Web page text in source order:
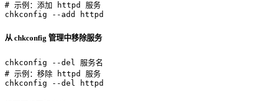
# 示例：添加 httpd 服务
chkconfig --add httpd
从 chkconfig 管理中移除服务
# 示例：移除 httpd 服务
chkconfig --del httpd